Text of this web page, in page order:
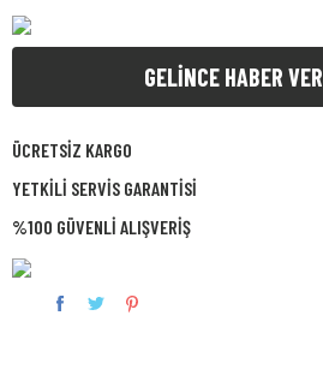
GELİNCE HABER VER
ÜCRETSİZ KARGO
YETKİLİ SERVİS GARANTİSİ
%100 GÜVENLİ ALIŞVERİŞ